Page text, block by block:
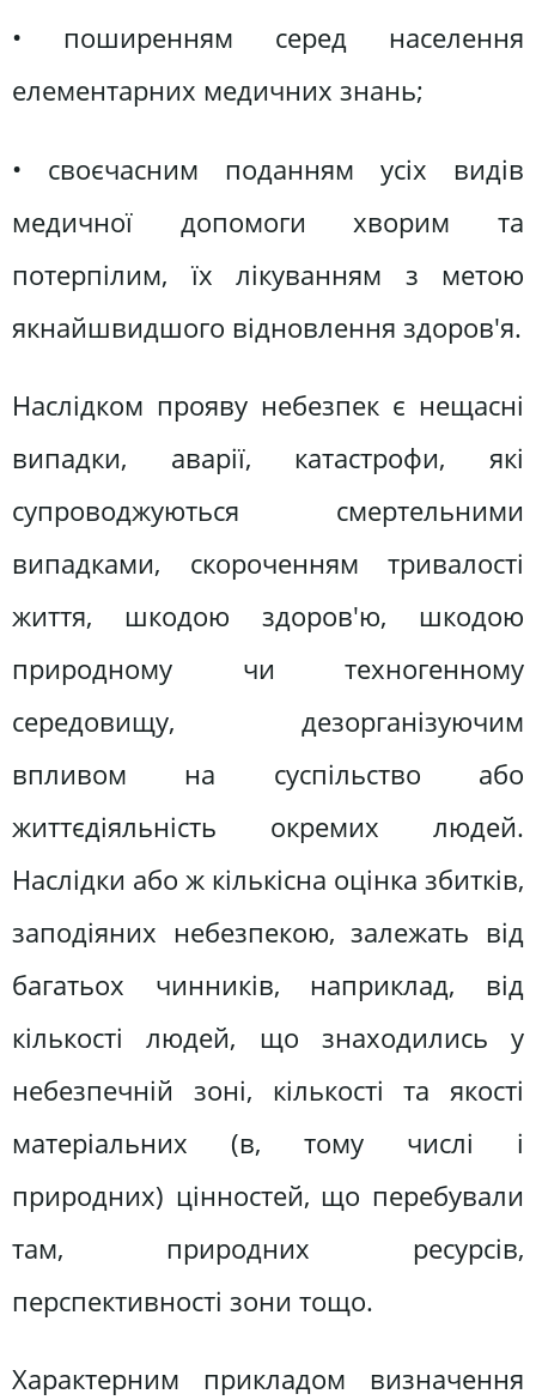
• поширенням серед населення
елементарних медичних знань;
• своєчасним поданням усіх видів
медичної допомоги хворим та
потерпілим, їх лікуванням з метою
якнайшвидшого відновлення здоров'я.
Наслідком прояву небезпек є нещасні
випадки, аварії, катастрофи, які
супроводжуються смертельними
випадками, скороченням тривалості
життя, шкодою здоров'ю, шкодою
природному чи техногенному
середовищу, дезорганізуючим
впливом на суспільство або
життєдіяльність окремих людей.
Наслідки або ж кількісна оцінка збитків,
заподіяних небезпекою, залежать від
багатьох чинників, наприклад, від
кількості людей, що знаходились у
небезпечній зоні, кількості та якості
матеріальних (в, тому числі і
природних) цінностей, що перебували
там, природних ресурсів,
перспективності зони тощо.
Характерним прикладом визначення